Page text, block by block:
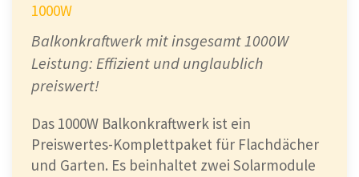
1000W
Balkonkraftwerk mit insgesamt 1000W
Leistung: Effizient und unglaublich
preiswert!
Das 1000W Balkonkraftwerk ist ein
Preiswertes-Komplettpaket für Flachdächer
und Garten. Es beinhaltet zwei Solarmodule